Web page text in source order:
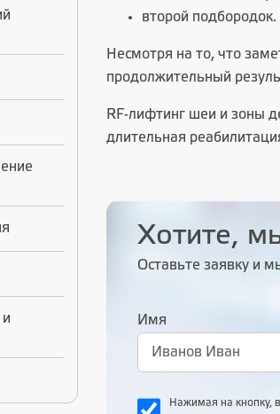
второй подбородок.
Несмотря на то, что
продолжительный
RF-лифтинг шеи и зоны
длительная
Хотите,
Оставьте заявку и
Имя
Нажимая на кнопку,